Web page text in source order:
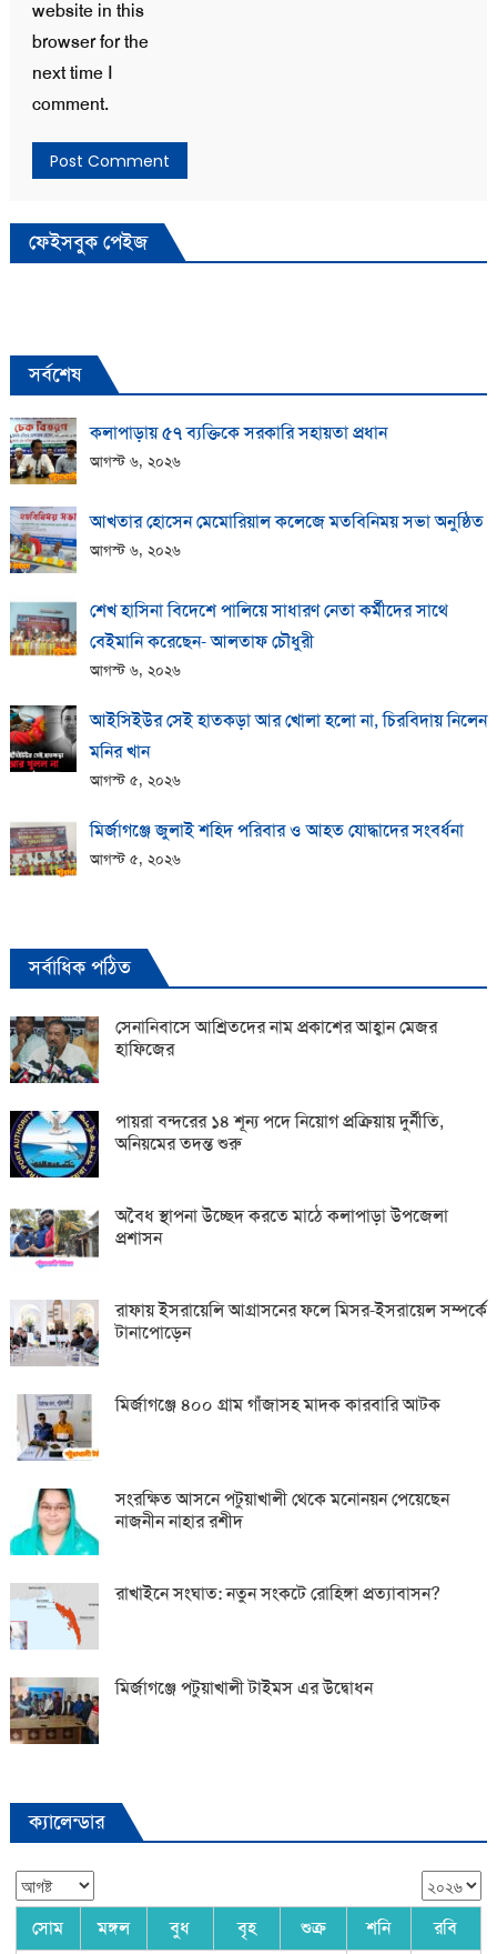
website in this
browser for the
next time I
comment.
ফেইসবুক পেইজ
সর্বশেষ
কলাপাড়ায় ​৫৭ ব্যক্তিকে সরকারি সহায়তা প্রধান
আগস্ট ৬, ২০২৬
আখতার হোসেন মেমোরিয়াল কলেজে মতবিনিময় সভা অনুষ্ঠিত
আগস্ট ৬, ২০২৬
শেখ হাসিনা বিদেশে পালিয়ে সাধারণ নেতা কর্মীদের সাথে
বেইমানি করেছেন- আলতাফ চৌধুরী
আগস্ট ৬, ২০২৬
আইসিইউর সেই হাতকড়া আর খোলা হলো না, চিরবিদায় নিলেন
মনির খান
আগস্ট ৫, ২০২৬
মির্জাগঞ্জে জুলাই শহিদ পরিবার ও আহত যোদ্ধাদের সংবর্ধনা
আগস্ট ৫, ২০২৬
সর্বাধিক পঠিত
সেনানিবাসে আশ্রিতদের নাম প্রকাশের আহ্বান মেজর
হাফিজের
পায়রা বন্দরের ১৪ শূন্য পদে নিয়োগ প্রক্রিয়ায় দুর্নীতি,
অনিয়মের তদন্ত শুরু
অবৈধ স্থাপনা উচ্ছেদ করতে মাঠে কলাপাড়া উপজেলা
প্রশাসন
রাফায় ইসরায়েলি আগ্রাসনের ফলে মিসর-ইসরায়েল সম্পর্কে
টানাপোড়েন
মির্জাগঞ্জে ৪০০ গ্রাম গাঁজাসহ মাদক কারবারি আটক
সংরক্ষিত আসনে পটুয়াখালী থেকে মনোনয়ন পেয়েছেন
নাজনীন নাহার রশীদ
রাখাইনে সংঘাত: নতুন সংকটে রোহিঙ্গা প্রত্যাবাসন?
মির্জাগঞ্জে পটুয়াখালী টাইমস এর উদ্বোধন
ক্যালেন্ডার
সোম মঙ্গল বুধ বৃহ শুক্র শনি রবি